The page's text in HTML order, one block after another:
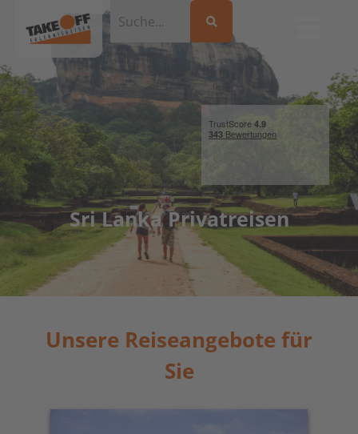
Sri Lanka Privatreisen
Unsere Reiseangebote für
Sie